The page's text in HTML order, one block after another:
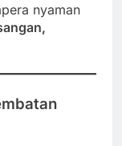
nyaman